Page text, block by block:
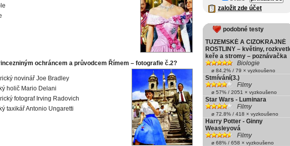
ochráncem a průvodcem Římem – fotografie č.2?
novinář Joe Bradley
holič Mario Delani
fotograf Irving Radovich
taxikář Antonio Ungaretti
založit zde účet
podobné testy
TUZEMSKÉ A CIZOKRAJNÉ
ROSTLINY – květiny,
keře a stromy – poznávačka
Biologie
ø 84.2% / 79 × vyzkoušeno
Stmívání(3.)
Filmy
ø 57% / 2051 × vyzkoušeno
Star Wars - Luminara
Filmy
ø 72.8% / 418 × vyzkoušeno
Harry Potter - Ginny
Weasleyová
Filmy
ø 68% / 658 × vyzkoušeno